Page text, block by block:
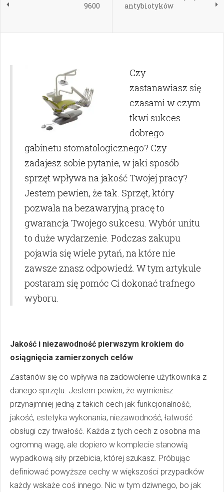
9600
antybiotyków
Czy
zastanawiasz się
czasami w czym
tkwi sukces
dobrego
gabinetu stomatologicznego? Czy
zadajesz sobie pytanie, w jaki sposób
sprzęt wpływa na jakość Twojej pracy?
Jestem pewien, że tak. Sprzęt, który
pozwala na bezawaryjną pracę to
gwarancja Twojego sukcesu. Wybór unitu
to duże wydarzenie. Podczas zakupu
pojawia się wiele pytań, na które nie
zawsze znasz odpowiedź. W tym artykule
postaram się pomóc Ci dokonać trafnego
wyboru.
Jakość i niezawodność pierwszym krokiem do
osiągnięcia zamierzonych celów
Zastanów się co wpływa na zadowolenie użytkownika z
danego sprzętu. Jestem pewien, że wymienisz
przynajmniej jedną z takich cech jak funkcjonalność,
jakość, estetyka wykonania, niezawodność, łatwość
obsługi czy trwałość. Każda z tych cech z osobna ma
ogromną wagę, ale dopiero w komplecie stanowią
wypadkową siły przebicia, której szukasz. Próbując
definiować powyższe cechy w większości przypadków
każdy wskaże coś innego. Nic w tym dziwnego, bo jak